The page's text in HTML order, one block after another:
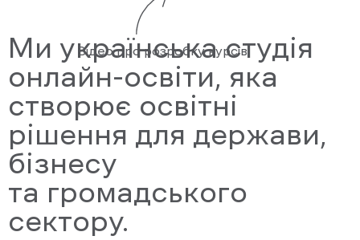
Ми українська студія
онлайн-освіти, яка
створює освітні
рішення для держави,
бізнесу
та громадського
сектору.
Відео про розробку курсів